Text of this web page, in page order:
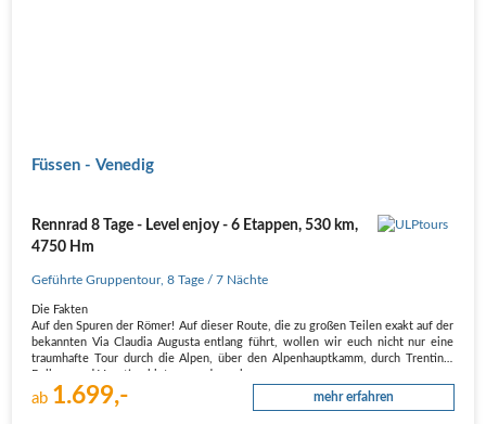
Füssen - Venedig
Rennrad 8 Tage - Level enjoy - 6 Etappen, 530 km,
4750 Hm
Geführte Gruppentour,8 Tage / 7 Nächte
Die Fakten
Auf den Spuren der Römer! Auf dieser Route, die zu großen Teilen exakt auf der
bekannten Via Claudia Augusta entlang führt, wollen wir euch nicht nur eine
traumhafte Tour durch die Alpen, über den Alpenhauptkamm, durch Trentino,
ab 1.699,- mehr erfahren